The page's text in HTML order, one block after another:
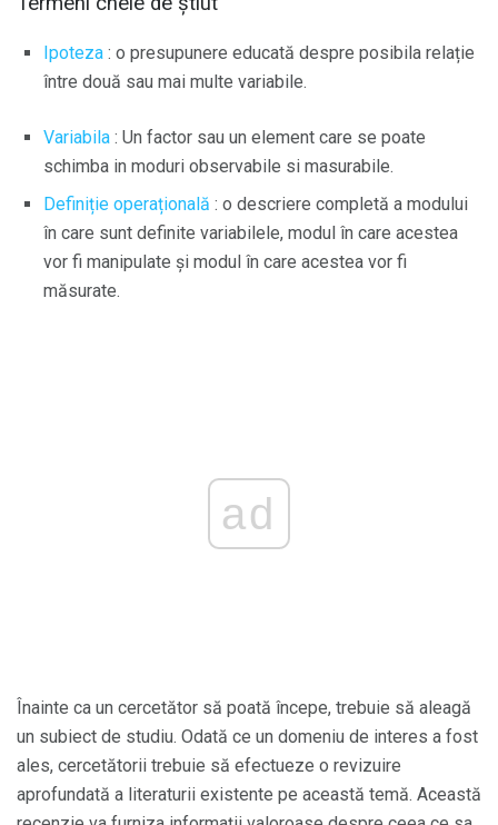
Ipoteza : o presupunere educată despre posibila relație
între două sau mai multe variabile.
Variabila : Un factor sau un element care se poate
schimba in moduri observabile si masurabile.
Definiție operațională : o descriere completă a modului
în care sunt definite variabilele, modul în care acestea
vor fi manipulate și modul în care acestea vor fi
măsurate.
ad
Înainte ca un cercetător să poată începe, trebuie să aleagă
un subiect de studiu. Odată ce un domeniu de interes a fost
ales, cercetătorii trebuie să efectueze o revizuire
aprofundată a literaturii existente pe această temă. Această